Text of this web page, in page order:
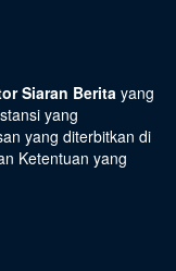
Siaran Berita yang
yang
yang diterbitkan di
Ketentuan yang